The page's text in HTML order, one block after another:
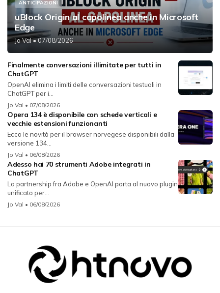
ANTICIPAZIONI
uBlock Origin al capolinea anche in Microsoft
Edge
Jo Val• 07/08/2026
Finalmente conversazioni illimitate per tutti in
ChatGPT
OpenAI elimina i limiti delle conversazioni testuali in
ChatGPT per i...
Jo Val • 07/08/2026
Opera 134 è disponibile con schede verticali e
vecchie estensioni funzionanti
Ecco le novità per il browser norvegese disponibili dalla
versione 134...
Jo Val • 06/08/2026
Adesso hai 70 strumenti Adobe integrati in
ChatGPT
La partnership fra Adobe e OpenAI porta al nuovo plugin
unificato per...
Jo Val • 06/08/2026